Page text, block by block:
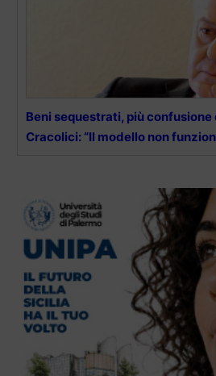
Beni sequestrati, più
Cracolici: “Il modello non